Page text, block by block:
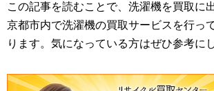
この記事を読むことで、洗濯機を買取に
京都市内で洗濯機の買取サービスを行っ
ります。気になっている方はぜひ参考に